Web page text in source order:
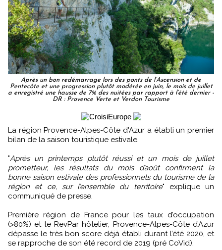
Après un bon redémarrage lors des ponts de l’Ascension et de
Pentecôte et une progression plutôt modérée en juin, le mois de juillet
a enregistré une hausse de 7% des nuitées par rapport à l’été dernier -
DR : Provence Verte et Verdon Tourisme
La région Provence-Alpes-Côte d'Azur a établi un premier
bilan de la saison touristique estivale.
"Après un printemps plutôt réussi et un mois de juillet
prometteur, les résultats du mois d’août confirment la
bonne saison estivale des professionnels du tourisme de la
région et ce, sur l’ensemble du territoire" explique un
communiqué de presse.
Première région de France pour les taux d’occupation
(>80%) et le RevPar hôtelier, Provence-Alpes-Côte d’Azur
dépasse le très bon score déjà établi durant l’été 2020, et
se rapproche de son été record de 2019 (pré CoVid).